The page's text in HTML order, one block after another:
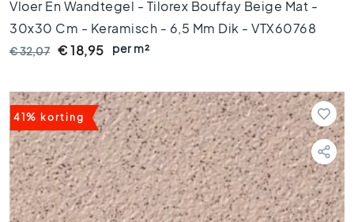
l
s
3
0
0
V
l
o
e
r
t
Vloer En Wandtegel - Tilorex Bouffay Beige Mat -
30x30 Cm - Keramisch - 6,5 Mm Dik - VTX60768
€ 32,07 € 18,95 per m²
41% korting